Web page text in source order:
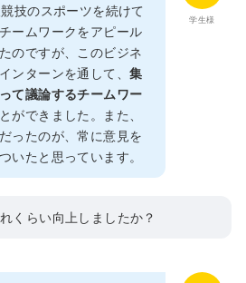
学生様
技のスポーツを続けて
ームワークをアピール
のですが、このビジネ
ンターンを通して、 集
て議論するチームワー
ができました。また、
ったのが、常に意見を
いたと思っています。
くらい向上しましたか？